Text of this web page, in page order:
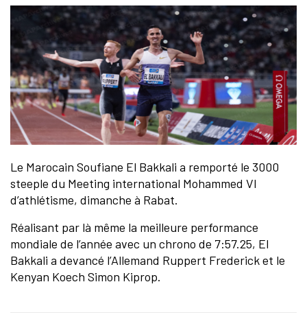
Le Marocain Soufiane El Bakkali a remporté le 3000
steeple du Meeting international Mohammed VI
d’athlétisme, dimanche à Rabat.
Réalisant par là même la meilleure performance
mondiale de l’année avec un chrono de 7:57.25, El
Bakkali a devancé l’Allemand Ruppert Frederick et le
Kenyan Koech Simon Kiprop.